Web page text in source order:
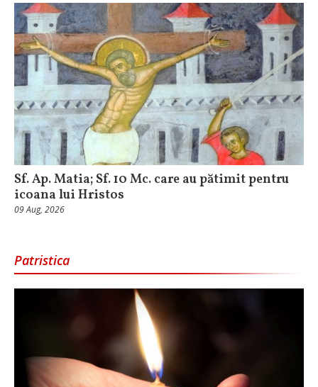
Sf. Ap. Matia; Sf. 10 Mc. care au pătimit pentru
icoana lui Hristos
09 Aug, 2026
Patristica